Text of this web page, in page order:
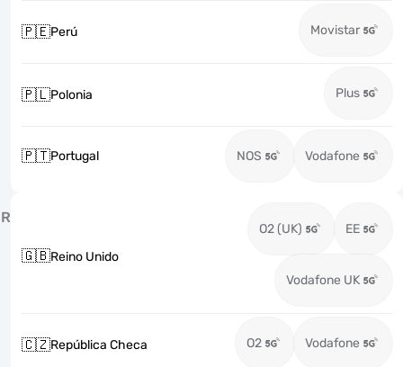
🇵🇪Perú Movistar
🇵🇱Polonia Plus
🇵🇹Portugal NOS Vodafone
R
🇬🇧Reino Unido
O2 (UK) EE
Vodafone UK
🇨🇿República Checa O2 Vodafone